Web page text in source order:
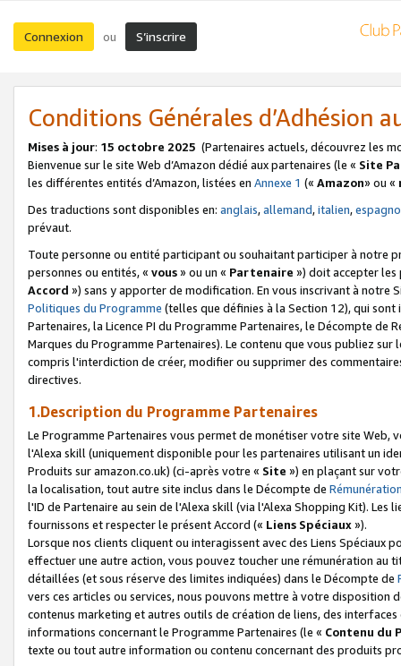
Connexion ou S’inscrire
Conditions Générales d’Adhésion
Mises à jour: 15 octobre 2025 (Partenaires actuels, découvrez les
Bienvenue sur le site Web d’Amazon dédié aux partenaires (le « Site
les différentes entités d’Amazon, listées en Annexe 1 (« Amazon» ou «
Des traductions sont disponibles en: anglais,allemand,italien,
prévaut.
Toute personne ou entité participant ou souhaitant participer à notre
personnes ou entités, « vous» ou un « Partenaire ») doit accepter les
Accord ») sans y apporter de modification. En vous inscrivant à notre
Politiques du Programme (telles que définies à la Section 12), qui
Partenaires, la Licence PI du Programme Partenaires, le Décompte de
Marques du Programme Partenaires). Le contenu que vous publiez
compris l'interdiction de créer, modifier ou supprimer des
directives.
1.Description du Programme Partenaires
Le Programme Partenaires vous permet de monétiser votre site Web,
l'Alexa skill (uniquement disponible pour les partenaires utilisant un
Produits sur amazon.co.uk) (ci-après votre « Site ») en plaçant sur
la localisation, tout autre site inclus dans le Décompte de
l'ID de Partenaire au sein de l'Alexa skill (via l'Alexa Shopping Kit).
fournissons et respecter le présent Accord (« Liens Spéciaux»).
Lorsque nos clients cliquent ou interagissent avec des Liens Spéciaux
effectuer une autre action, vous pouvez toucher une rémunération
détaillées (et sous réserve des limites indiquées) dans le Décompte de
vers ces articles ou services, nous pouvons mettre à votre disposition
contenus marketing et autres outils de création de liens, des
informations concernant le Programme Partenaires (le « Contenu du
texte ou tout autre information ou contenu concernant des produits